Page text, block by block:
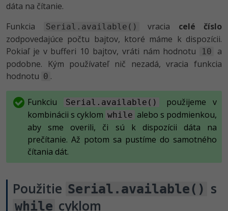
dáta na čítanie.
Funkcia
Serial.available() vracia celé číslo
zodpovedajúce počtu bajtov, ktoré máme k dispozícii.
Pokiaľ je v bufferi 10 bajtov, vráti nám hodnotu
10
a
podobne. Kým používateľ nič nezadá, vracia funkcia
hodnotu 0 .
Funkciu Serial.available()
použijeme v
kombinácii s cyklom while alebo s podmienkou,
aby sme overili, či sú k dispozícii dáta na
prečítanie. Až potom sa pustíme do samotného
čítania dát.
Použitie Serial.available() s
while cyklom